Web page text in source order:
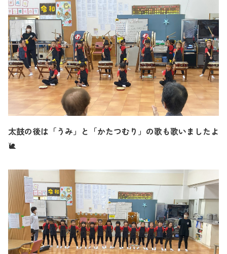
太鼓の後は「うみ」と「かたつむり」の歌も歌いましたよ
🐌